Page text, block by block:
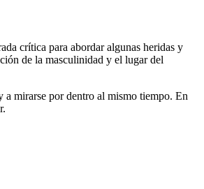
crítica para abordar algunas heridas y
de la masculinidad y el lugar del
a mirarse por dentro al mismo tiempo. En